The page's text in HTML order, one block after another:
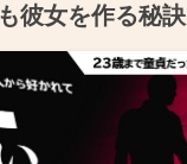
彼女を作る秘訣